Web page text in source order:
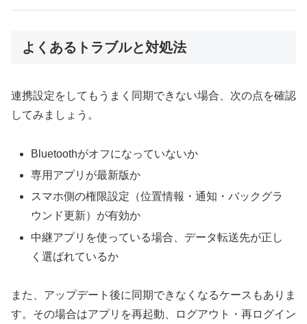
よくあるトラブルと対処法
連携設定をしてもうまく同期できない場合、次の点を確認
してみましょう。
Bluetoothがオフになっていないか
専用アプリが最新版か
スマホ側の権限設定（位置情報・通知・バックグラ
ウンド更新）が有効か
中継アプリを使っている場合、データ転送先が正し
く選ばれているか
また、アップデート後に同期できなくなるケースもありま
す。その場合はアプリを再起動、ログアウト・再ログイン